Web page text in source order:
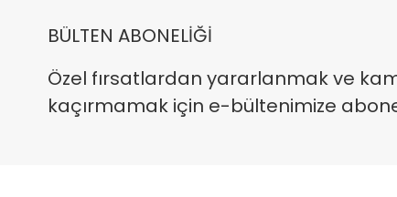
BÜLTEN ABONELİĞİ
Özel fırsatlardan yararlanmak ve
kaçırmamak için e-bültenimize